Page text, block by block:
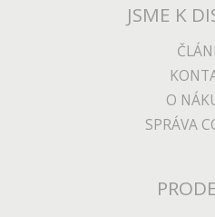
JSME K
O
SPRÁVA